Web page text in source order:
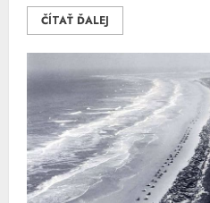
ČÍTAŤ ĎALEJ